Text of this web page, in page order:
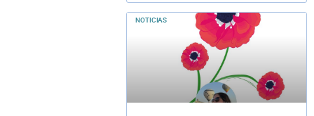
NOTICIAS